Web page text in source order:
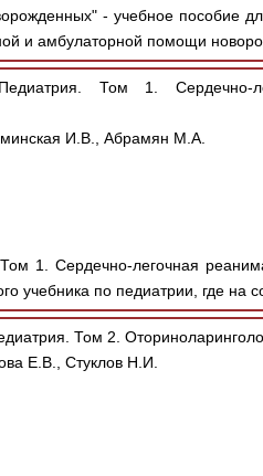
- учебное пособие
и амбулаторной помощи
Том 1. Сердечно-
И.В., Абрамян М.А.
1. Сердечно-легочная
учебника по педиатрии, где на
Том 2.
Е.В., Стуклов Н.И.